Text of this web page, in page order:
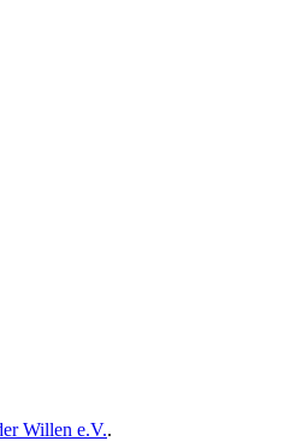
Willen e.V..